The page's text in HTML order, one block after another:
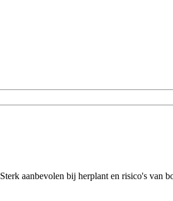
aanbevolen bij herplant en risico's van